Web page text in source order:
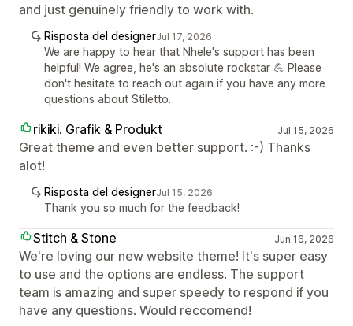
and just genuinely friendly to work with.
Risposta del designerJul 17, 2026
We are happy to hear that Nhele's support has been
helpful! We agree, he's an absolute rockstar 💪 Please
don't hesitate to reach out again if you have any more
questions about Stiletto.
rikiki. Grafik & Produkt Jul 15, 2026
Great theme and even better support. :-) Thanks
alot!
Risposta del designerJul 15, 2026
Thank you so much for the feedback!
Stitch & Stone Jun 16, 2026
We're loving our new website theme! It's super easy
to use and the options are endless. The support
team is amazing and super speedy to respond if you
have any questions. Would reccomend!